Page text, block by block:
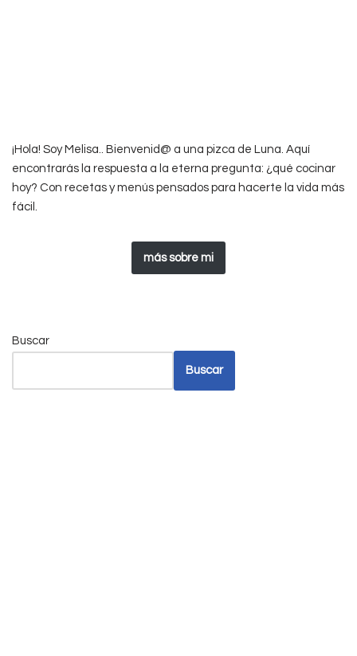
¡Hola! Soy Melisa.. Bienvenid@ a una pizca de Luna. Aquí
encontrarás la respuesta a la eterna pregunta: ¿qué cocinar
hoy? Con recetas y menús pensados para hacerte la vida más
fácil.
más sobre mi
Buscar
Buscar